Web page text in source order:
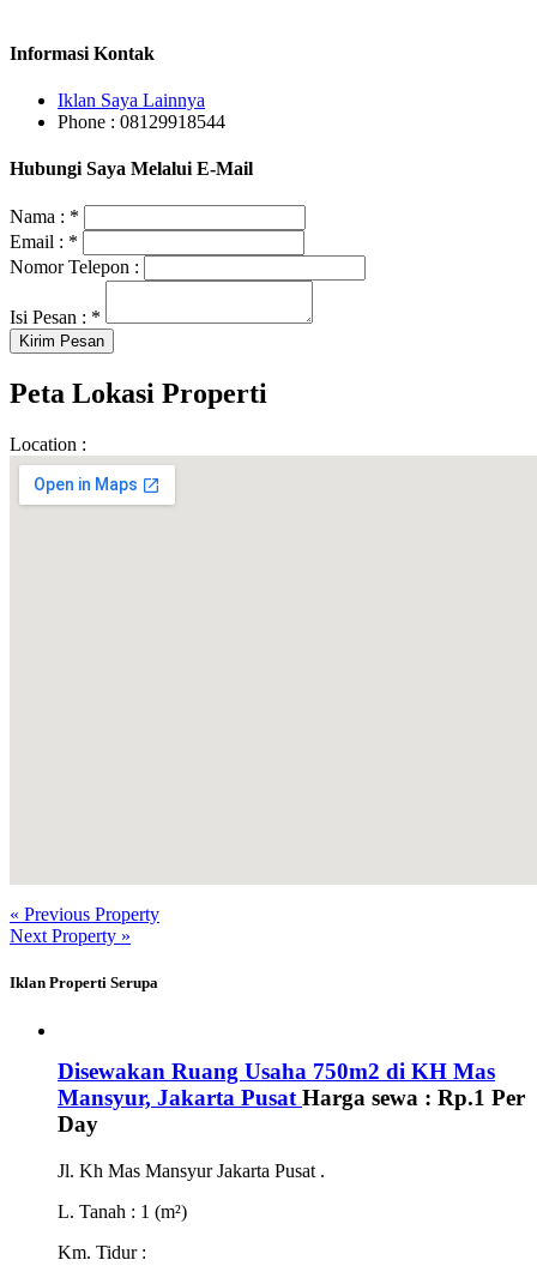
Informasi Kontak
Iklan Saya Lainnya
Phone : 08129918544
Hubungi Saya Melalui E-Mail
Nama : *
Email : *
Nomor Telepon :
Isi Pesan : *
Peta Lokasi Properti
Location :
« Previous Property
Next Property »
Iklan Properti Serupa
Disewakan Ruang Usaha 750m2 di KH Mas
Mansyur, Jakarta PusatHarga sewa : Rp.1 Per
Day
Jl. Kh Mas Mansyur Jakarta Pusat .
L. Tanah : 1 (m²)
Km. Tidur :